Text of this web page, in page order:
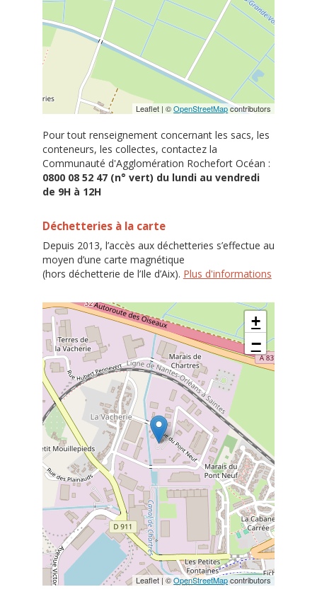
Leaflet | ©OpenStreetMapcontributors
Pour tout renseignement concernant les sacs, les
conteneurs, les collectes, contactez la
Communauté d'Agglomération Rochefort Océan :
0800 08 52 47 (n° vert) du lundi au vendredi
de 9H à 12H
Déchetteries à la carte
Depuis 2013, l’accès aux déchetteries s’effectue au
moyen d’une carte magnétique
(hors déchetterie de l’Ile d’Aix). Plus d'informations
+
−
Leaflet | ©OpenStreetMapcontributors